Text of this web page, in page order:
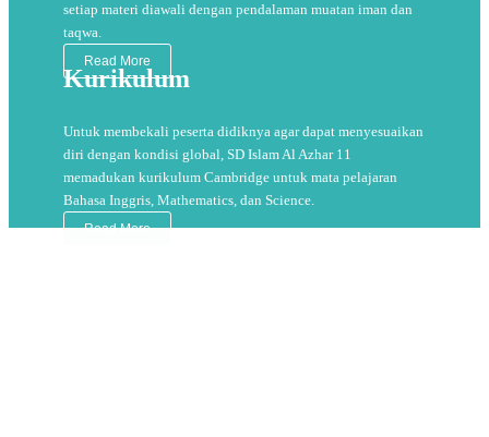
setiap materi diawali dengan pendalaman muatan iman dan
taqwa.
Read More
Kurikulum
Untuk membekali peserta didiknya agar dapat menyesuaikan
diri dengan kondisi global, SD Islam Al Azhar 11
memadukan kurikulum Cambridge untuk mata pelajaran
Bahasa Inggris, Mathematics, dan Science.
Read More